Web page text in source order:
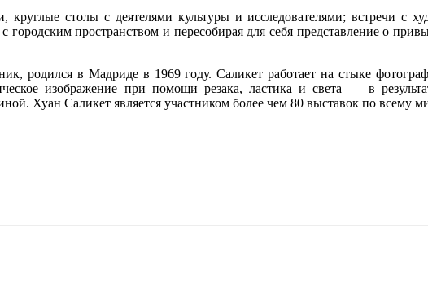
круглые столы с деятелями культуры и исследователями; встречи с
городским пространством и пересобирая для себя представление о
родился в Мадриде в 1969 году. Саликет работает на стыке
изображение при помощи резака, ластика и света — в
Хуан Саликет является участником более чем 80 выставок по всему